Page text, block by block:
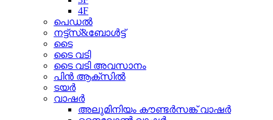
4F
പെഡൽ
നട്ട്സ്&ബോൾട്ട്
ടൈ
ടൈ വടി
ടൈ വടി അവസാനം
പിൻ ആക്സിൽ
ടയർ
വാഷർ
അലുമിനിയം കൗണ്ടർസങ്ക് വാഷർ